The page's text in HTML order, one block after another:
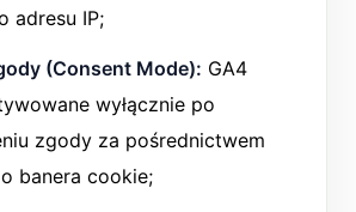
adresu IP;
(Consent Mode): GA4
wyłącznie po
zgody za pośrednictwem
banera cookie;